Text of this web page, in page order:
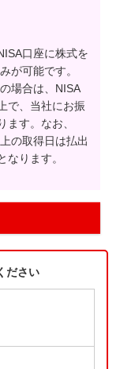
口座に株式を
が可能です。
場合は、NISA
で、当社にお振
す。なお、
の取得日は払出
なります。
ださい